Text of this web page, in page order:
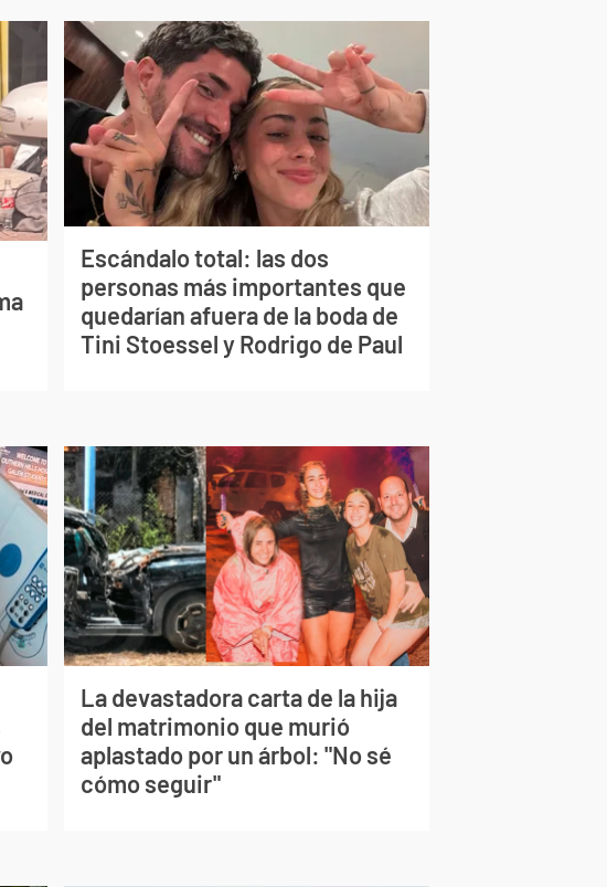
Escándalo total: las dos
personas más importantes que
quedarían afuera de la boda de
Tini Stoessel y Rodrigo de Paul
La devastadora carta de la hija
del matrimonio que murió
aplastado por un árbol: "No sé
cómo seguir"